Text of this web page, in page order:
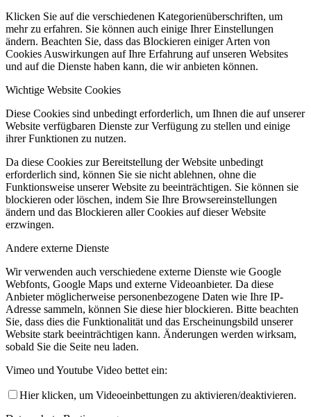
Klicken Sie auf die verschiedenen Kategorienüberschriften, um
mehr zu erfahren. Sie können auch einige Ihrer Einstellungen
ändern. Beachten Sie, dass das Blockieren einiger Arten von
Cookies Auswirkungen auf Ihre Erfahrung auf unseren Websites
und auf die Dienste haben kann, die wir anbieten können.
Wichtige Website Cookies
Diese Cookies sind unbedingt erforderlich, um Ihnen die auf unserer
Website verfügbaren Dienste zur Verfügung zu stellen und einige
ihrer Funktionen zu nutzen.
Da diese Cookies zur Bereitstellung der Website unbedingt
erforderlich sind, können Sie sie nicht ablehnen, ohne die
Funktionsweise unserer Website zu beeinträchtigen. Sie können sie
blockieren oder löschen, indem Sie Ihre Browsereinstellungen
ändern und das Blockieren aller Cookies auf dieser Website
erzwingen.
Andere externe Dienste
Wir verwenden auch verschiedene externe Dienste wie Google
Webfonts, Google Maps und externe Videoanbieter. Da diese
Anbieter möglicherweise personenbezogene Daten wie Ihre IP-
Adresse sammeln, können Sie diese hier blockieren. Bitte beachten
Sie, dass dies die Funktionalität und das Erscheinungsbild unserer
Website stark beeinträchtigen kann. Änderungen werden wirksam,
sobald Sie die Seite neu laden.
Vimeo und Youtube Video bettet ein:
Hier klicken, um Videoeinbettungen zu aktivieren/deaktivieren.